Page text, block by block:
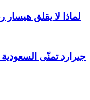
لماذا لا يقلق
جيرارد تمنّى